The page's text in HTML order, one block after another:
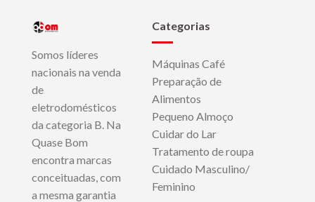
Somos líderes
nacionais na venda
de
eletrodomésticos
da categoria B. Na
Quase Bom
encontra marcas
conceituadas, com
a mesma garantia
Categorias
Máquinas Café
Preparação de
Alimentos
Pequeno Almoço
Cuidar do Lar
Tratamento de roupa
Cuidado Masculino/
Feminino